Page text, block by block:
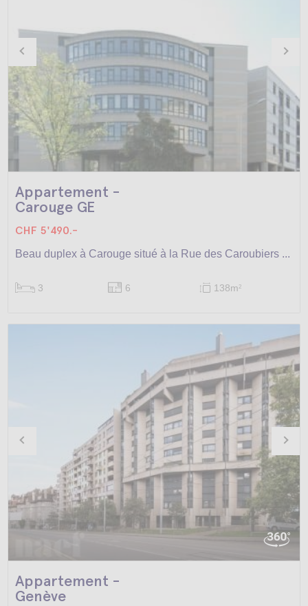
Appartement -
Carouge GE
CHF 5'490.-
Beau duplex à Carouge situé à la Rue des Caroubiers ...
3 6 138m2
Appartement -
Genève